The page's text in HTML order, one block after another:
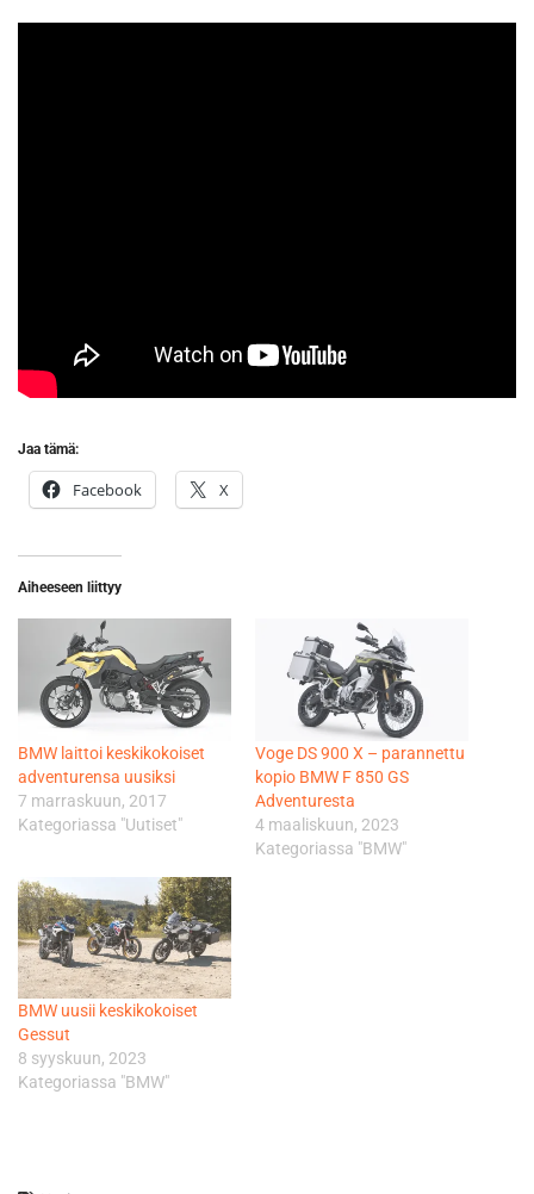
Jaa tämä:
Facebook X
Aiheeseen liittyy
​BMW laittoi keskikokoiset
adventurensa uusiksi
7 marraskuun, 2017
Kategoriassa "Uutiset"
Voge DS 900 X – parannettu
kopio BMW F 850 GS
Adventuresta
4 maaliskuun, 2023
Kategoriassa "BMW"
BMW uusii keskikokoiset
Gessut
8 syyskuun, 2023
Kategoriassa "BMW"